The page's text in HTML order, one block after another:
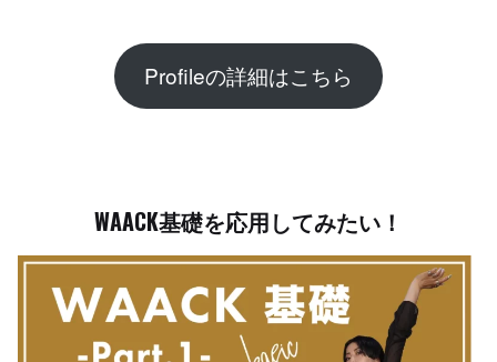
Profileの詳細はこちら
WAACK基礎を応用してみたい！